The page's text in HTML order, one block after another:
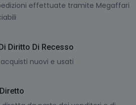
effettuate tramite Megaffari
Diritto Di Recesso
nuovi e usati